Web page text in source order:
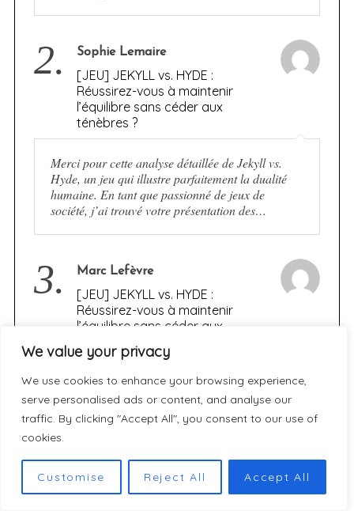
We value your privacy
We use cookies to enhance your browsing experience,
serve personalised ads or content, and analyse our
traffic. By clicking "Accept All", you consent to our use of
cookies.
Customise Reject All Accept All
2. Sophie Lemaire
[JEU] JEKYLL vs. HYDE :
Réussirez-vous à maintenir
l’équilibre sans céder aux
ténèbres ?
Merci pour cette analyse détaillée de Jekyll vs.
Hyde, un jeu qui illustre parfaitement la dualité
humaine. En tant que passionné de jeux de
société, j’ai trouvé votre présentation des…
3. Marc Lefèvre
[JEU] JEKYLL vs. HYDE :
Réussirez-vous à maintenir
l’équilibre sans céder aux
Intéressante analyse du jeu Jekyll vs Hyde. La
dualité entre les deux faces de la personnalité est
un thème fascinant, et votre article le retranscrit
bien dans la mécanique asymétrique.…
4. Sophie